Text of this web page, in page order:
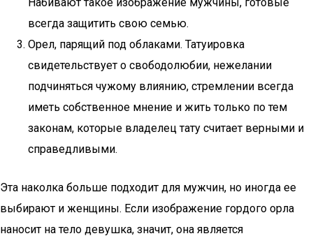
всегда защитить свою семью.
Орел, парящий под облаками. Татуировка
свидетельствует о свободолюбии, нежелании
подчиняться чужому влиянию, стремлении всегда
иметь собственное мнение и жить только по тем
законам, которые владелец тату считает верными и
справедливыми.
Эта наколка больше подходит для мужчин, но иногда ее
выбирают и женщины. Если изображение гордого орла
наносит на тело девушка, значит, она является